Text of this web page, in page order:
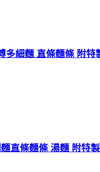
多細麵 直條麵條 附
直條麵條 湯麵 附特